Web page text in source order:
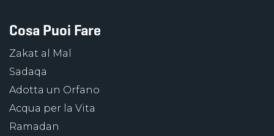
Cosa Puoi Fare
Zakat al Mal
Sadaqa
Adotta un Orfano
Acqua per la Vita
Ramadan